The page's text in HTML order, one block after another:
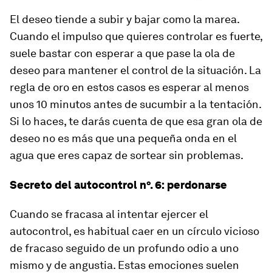
El deseo tiende a subir y bajar como la marea.
Cuando el impulso que quieres controlar es fuerte,
suele bastar con esperar a que pase la ola de
deseo para mantener el control de la situación. La
regla de oro en estos casos es esperar al menos
unos 10 minutos antes de sucumbir a la tentación.
Si lo haces, te darás cuenta de que esa gran ola de
deseo no es más que una pequeña onda en el
agua que eres capaz de sortear sin problemas.
Secreto del autocontrol nº. 6: perdonarse
Cuando se fracasa al intentar ejercer el
autocontrol, es habitual caer en un círculo vicioso
de fracaso seguido de un profundo odio a uno
mismo y de angustia. Estas emociones suelen